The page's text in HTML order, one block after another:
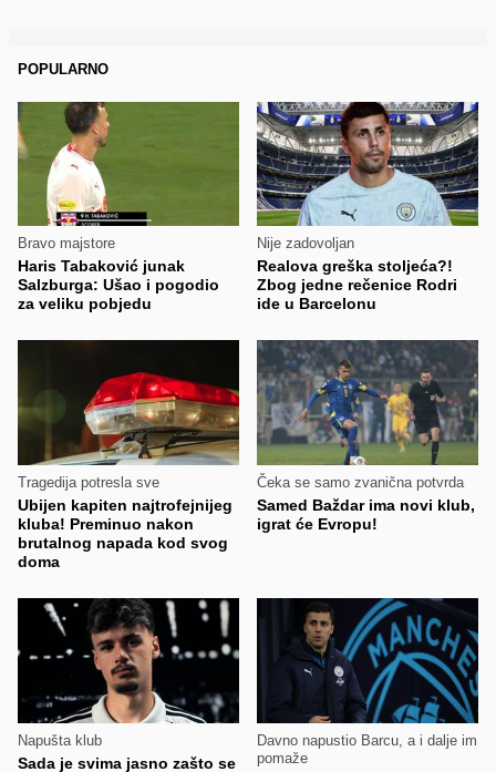
POPULARNO
Bravo majstore
Haris Tabaković junak
Salzburga: Ušao i pogodio
za veliku pobjedu
Nije zadovoljan
Realova greška stoljeća?!
Zbog jedne rečenice Rodri
ide u Barcelonu
Tragedija potresla sve
Ubijen kapiten najtrofejnijeg
kluba! Preminuo nakon
brutalnog napada kod svog
doma
Čeka se samo zvanična potvrda
Samed Baždar ima novi klub,
igrat će Evropu!
Napušta klub
Sada je svima jasno zašto se
Davno napustio Barcu, a i dalje im
pomaže